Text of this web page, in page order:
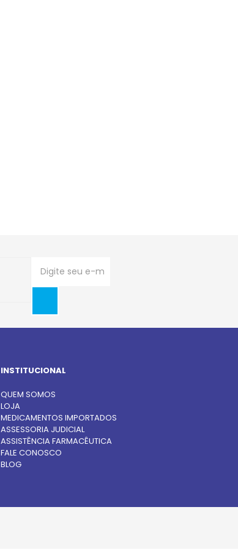
INSTITUCIONAL
QUEM SOMOS
LOJA
MEDICAMENTOS IMPORTADOS
ASSESSORIA JUDICIAL
ASSISTÊNCIA FARMACÊUTICA
FALE CONOSCO
BLOG